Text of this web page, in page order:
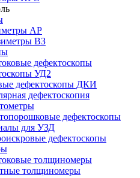
АР
ВЗ
дефектоскопы
УД2
дефектоскопы ДКИ
дефектоскопия
дефектоскопы
для УЗД
дефектоскопы
толщиномеры
толщиномеры